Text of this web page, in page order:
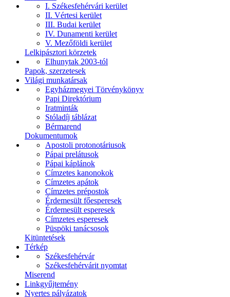
I. Székesfehérvári kerület
II. Vértesi kerület
III. Budai kerület
IV. Dunamenti kerület
V. Mezőföldi kerület
Lelkipásztori körzetek
Elhunytak 2003-tól
Papok, szerzetesek
Világi munkatársak
Egyházmegyei Törvénykönyv
Papi Direktórium
Iratminták
Stóladíj táblázat
Bérmarend
Dokumentumok
Apostoli protonotáriusok
Pápai prelátusok
Pápai káplánok
Címzetes kanonokok
Címzetes apátok
Címzetes prépostok
Érdemesült főesperesek
Érdemesült esperesek
Címzetes esperesek
Püspöki tanácsosok
Kitüntetések
Térkép
Székesfehérvár
Székesfehérvárit nyomtat
Miserend
Linkgyűjtemény
Nyertes pályázatok